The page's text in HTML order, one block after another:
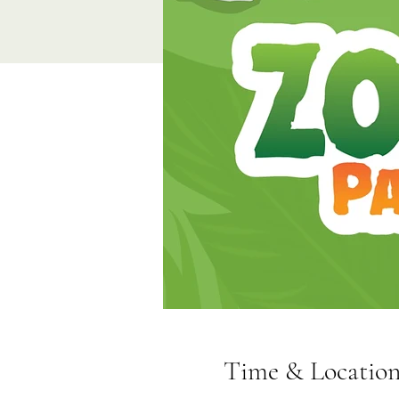
Time &